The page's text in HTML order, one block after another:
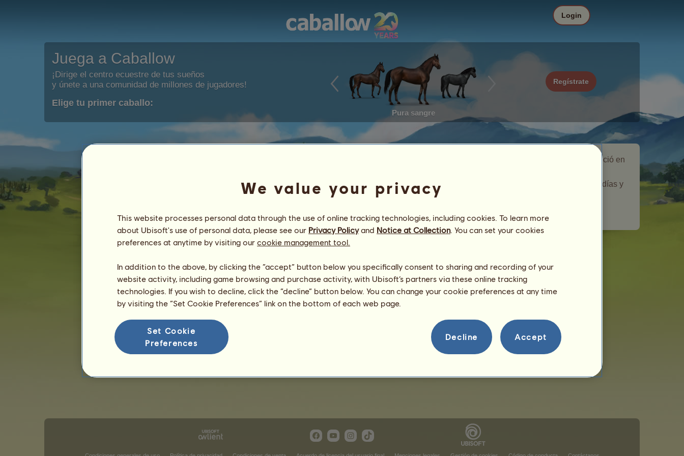
Juega a Caballow
¡Dirige el centro ecuestre de tus sueños
y únete a una comunidad de millones de jugadores!
Elige tu primer caballo:
Pura sangre
Regístrate
Login
Tímido
Tímido es un caballo errante que apareció en
Permaneció en tu ganadería durante 5 días y
Número de jugadores visitados:
We value your privacy
This website processes personal data through the use of online tracking technologies, including cookies. To learn more
about Ubisoft's use of personal data, please see our Privacy Policyand Notice at Collection. You can set your cookies
preferences at anytime by visiting our cookie management tool.
In addition to the above, by clicking the “accept” button below you specifically consent to sharing and recording of your
website activity, including game browsing and purchase activity, with Ubisoft’s partners via these online tracking
technologies. If you wish to decline, click the “decline” button below. You can change your cookie preferences at any time
by visiting the “Set Cookie Preferences” link on the bottom of each web page.
Set Cookie
Preferences
Decline Accept